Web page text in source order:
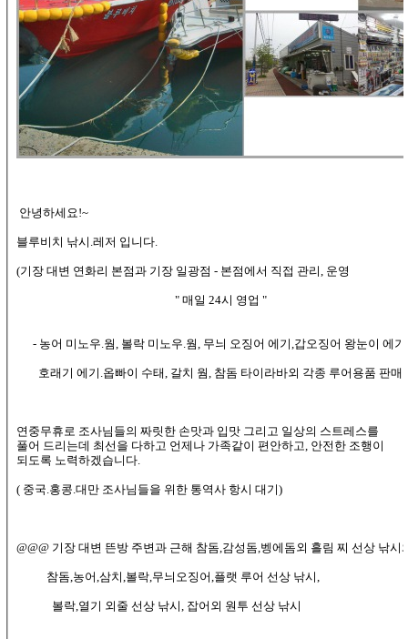
안녕하세요!~
블루비치 낚시.레저 입니다.
(기장 대변 연화리 본점과 기장 일광점 - 본점에서 직접 관리, 운영
" 매일 24시 영업 "
- 농어 미노우.웜, 볼락 미노우.웜, 무늬 오징어 에기,갑오징어 왕눈이 에기,
호래기 에기.옵빠이 수태, 갈치 웜, 참돔 타이라바외 각종 루어용품 판매
연중무휴로 조사님들의 짜릿한 손맛과 입맛 그리고 일상의 스트레스를
풀어 드리는데 최선을 다하고 언제나 가족같이 편안하고, 안전한 조행이
되도록 노력하겠습니다.
( 중국.홍콩.대만 조사님들을 위한 통역사 항시 대기)
@@@ 기장 대변 뜬방 주변과 근해 참돔,감성돔,벵에돔외 흘림 찌 선상 낚시
참돔,농어,삼치,볼락,무늬오징어,플랫 루어 선상 낚시,
볼락,열기 외줄 선상 낚시, 잡어외 원투 선상 낚시